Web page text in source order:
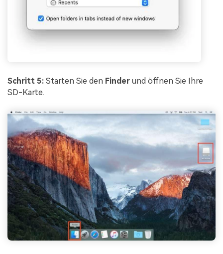
Schritt 5: Starten Sie den Finder und öffnen Sie Ihre
SD-Karte.